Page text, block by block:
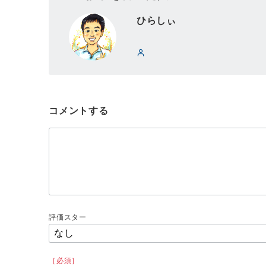
ひらしぃ
コメントする
評価スター
［必須］